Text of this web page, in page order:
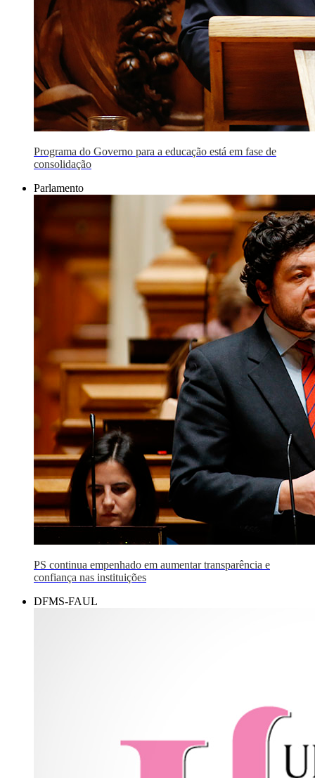
Programa do Governo para a educação está em fase de
consolidação
Parlamento
PS continua empenhado em aumentar transparência e
confiança nas instituições
DFMS-FAUL